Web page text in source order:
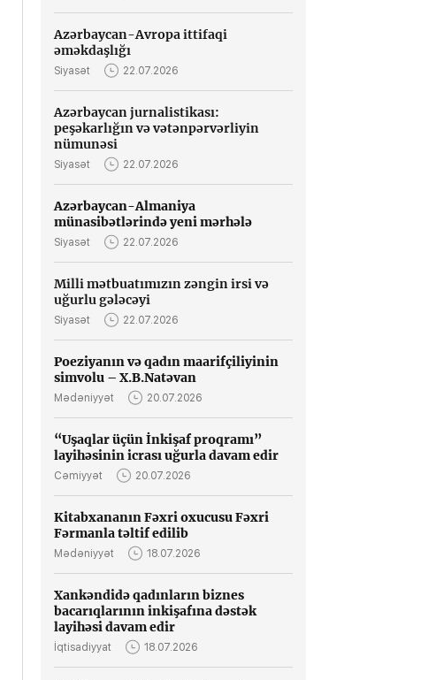
Azərbaycan-Avropa ittifaqi
əməkdaşlığı
Siyasət 22.07.2026
Azərbaycan jurnalistikası:
peşəkarlığın və vətənpərvərliyin
nümunəsi
Siyasət 22.07.2026
Azərbaycan-Almaniya
münasibətlərində yeni mərhələ
Siyasət 22.07.2026
Milli mətbuatımızın zəngin irsi və
uğurlu gələcəyi
Siyasət 22.07.2026
Poeziyanın və qadın maarifçiliyinin
simvolu – X.B.Natəvan
Mədəniyyət 20.07.2026
“Uşaqlar üçün İnkişaf proqramı”
layihəsinin icrası uğurla davam edir
Cəmiyyət 20.07.2026
Kitabxananın Fəxri oxucusu Fəxri
Fərmanla təltif edilib
Mədəniyyət 18.07.2026
Xankəndidə qadınların biznes
bacarıqlarının inkişafına dəstək
layihəsi davam edir
İqtisadiyyat 18.07.2026